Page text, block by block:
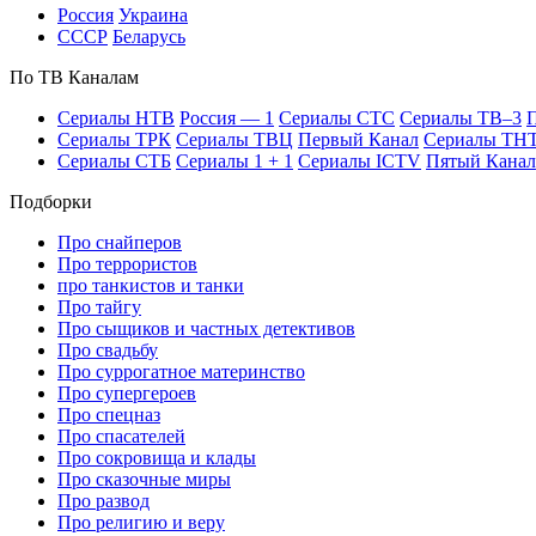
Рос­сия Ук­раи­на
СССР Бе­ла­русь
По ТВ Ка­на­лам
Се­риа­лы НТВ Рос­сия — 1 Се­риа­лы СТС Се­риа­лы ТВ–3
Се­риа­лы ТРК Се­риа­лы ТВЦ Пер­вый Ка­нал Се­риа­лы
Се­риа­лы СТБ Се­риа­лы 1 + 1 Се­риа­лы ICTV Пя­тый Ка­нал
Подборки
Про снайперов
Про террористов
про танкистов и танки
Про тайгу
Про сыщиков и частных детективов
Про свадьбу
Про суррогатное материнство
Про супергероев
Про спецназ
Про спасателей
Про сокровища и клады
Про сказочные миры
Про развод
Про религию и веру